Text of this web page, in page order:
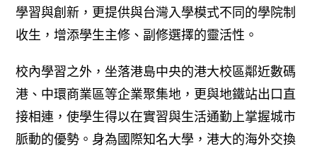
學習與創新，更提供與台灣入學模式不同的學院制
收生，增添學生主修、副修選擇的靈活性。
校內學習之外，坐落港島中央的港大校區鄰近數碼
港、中環商業區等企業聚集地，更與地鐵站出口直
接相連，使學生得以在實習與生活通勤上掌握城市
脈動的優勢。身為國際知名大學，港大的海外交換